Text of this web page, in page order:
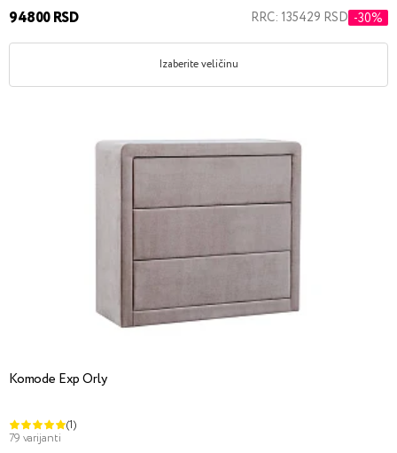
94800 RSD RRC: 135429 RSD -30%
Izaberite veličinu
Komode Exp Orly
(1)
79 varijanti